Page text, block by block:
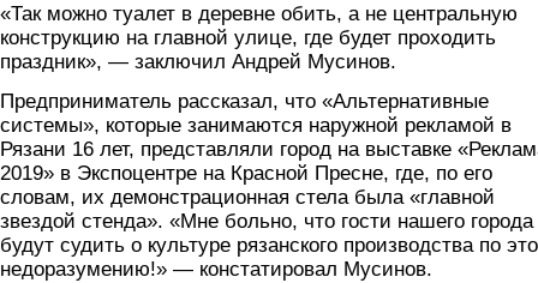
«Так можно туалет в деревне обить, а не центральную
конструкцию на главной улице, где будет проходить
праздник», — заключил Андрей Мусинов.
Предприниматель рассказал, что «Альтернативные
системы», которые занимаются наружной рекламой в
Рязани 16 лет, представляли город на выставке
2019» в Экспоцентре на Красной Пресне, где, по его
словам, их демонстрационная стела была «главной
звездой стенда». «Мне больно, что гости нашего города
будут судить о культуре рязанского производства по
недоразумению!» — констатировал Мусинов.